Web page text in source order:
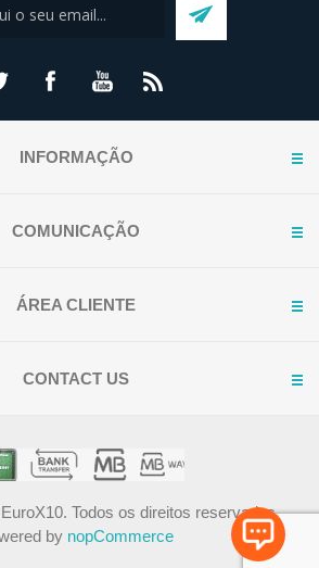
INFORMAÇÃO
COMUNICAÇÃO
ÁREA CLIENTE
CONTACT US
Todos os direitos reservados.
by nopCommerce